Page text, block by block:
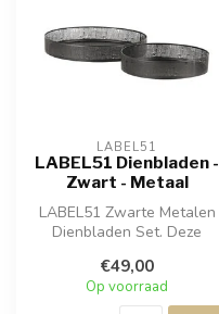
LABEL51
LABEL51 Dienbladen -
Zwart - Metaal
LABEL51 Zwarte Metalen
Dienbladen Set. Deze
twee dienbl...
€49,00
Op voorraad